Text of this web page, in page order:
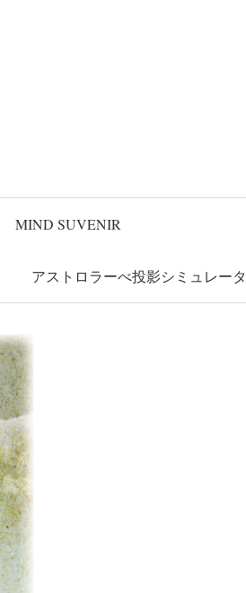
MIND SUVENIR
アストロラーべ投影シミュレータ